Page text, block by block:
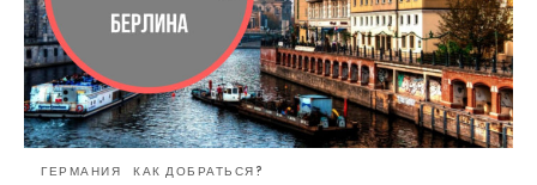
ГЕРМАНИЯ КАК ДОБРАТЬСЯ?